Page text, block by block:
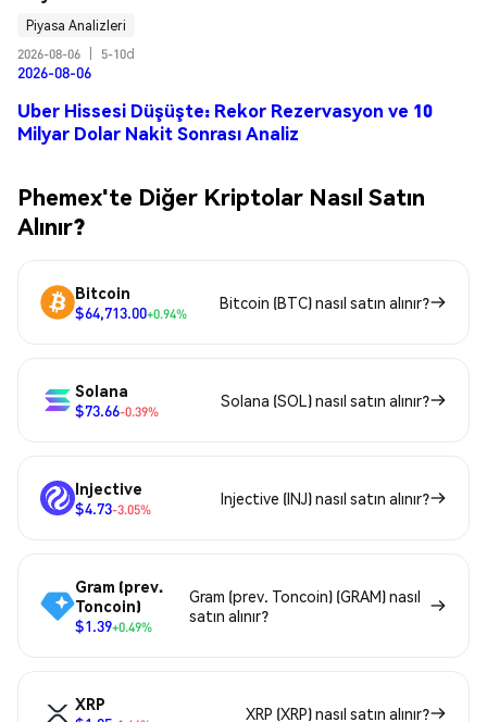
Piyasa Analizleri
2026-08-06
5-10d
2026-08-06
Uber Hissesi Düşüşte: Rekor Rezervasyon ve 10
Milyar Dolar Nakit Sonrası Analiz
Phemex'te Diğer Kriptolar Nasıl Satın
Alınır?
Bitcoin
$64,713.00+0.94%
Bitcoin (BTC) nasıl satın alınır?
Solana
$73.66-0.39%
Solana (SOL) nasıl satın alınır?
Injective
$4.73-3.05%
Injective (INJ) nasıl satın alınır?
Gram (prev.
Toncoin)
$1.39+0.49%
Gram (prev. Toncoin) (GRAM) nasıl
satın alınır?
XRP
XRP (XRP) nasıl satın alınır?